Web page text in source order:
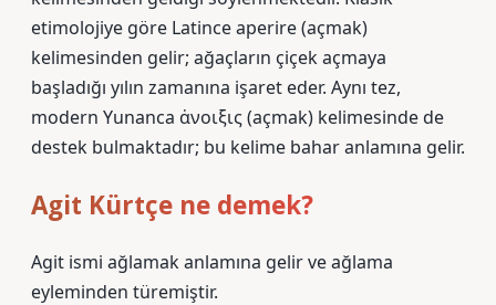
etimolojiye göre Latince aperire (açmak)
kelimesinden gelir; ağaçların çiçek açmaya
başladığı yılın zamanına işaret eder. Aynı tez,
modern Yunanca ἁνοιξις (açmak) kelimesinde de
destek bulmaktadır; bu kelime bahar anlamına gelir.
Agit Kürtçe ne demek?
Agit ismi ağlamak anlamına gelir ve ağlama
eyleminden türemiştir.